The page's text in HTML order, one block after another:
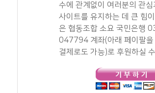
수에 관계없이 여러분의 관
사이트를 유지하는 데 큰 힘
은 협동조합 소요 국민은행
047794 계좌(아래 페이팔을
결제로도 가능)로 후원하실